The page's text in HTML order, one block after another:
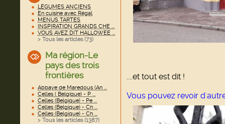
LÉGUMES ANCIENS
En cuisine avec Régal
MENUS TARTES
INSPIRATION GRANDS CHE ...
VOUS AVEZ DIT HALLOWEE ...
> Tous les articles (73)
Ma région-Le
pays des trois
frontières
Abbaye de Maredous (An ...
Celles ( Belgique) - P ...
Celles (Belgique) - Pe ...
Celles (Belgique) - Ch ...
Celles (Belgique) - Ch ...
> Tous les articles (1387)
....et tout est dit !
Vous pouvez revoir